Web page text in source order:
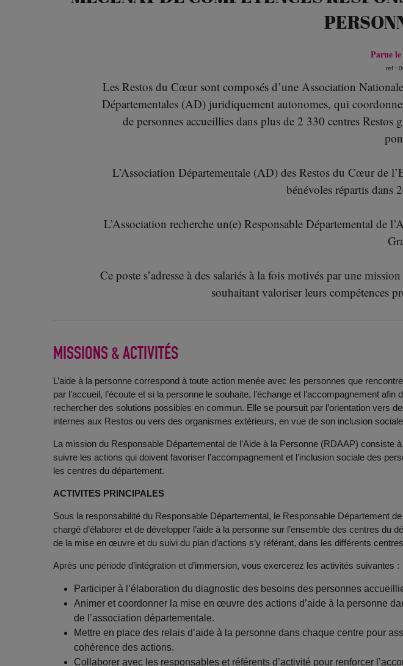
Parue
ref :
Les Restos du Cœur sont composés d’une Association
Départementales (AD) juridiquement autonomes, qui
de personnes accueillies dans plus de 2 330 centres
L’Association Départementale (AD) des Restos du Cœur de
bénévoles répartis dans
L’Association recherche un(e) Responsable Départemental de
Ce poste s’adresse à des salariés à la fois motivés par une
souhaitant valoriser leurs compétences
MISSIONS & ACTIVITÉS
L’aide à la personne correspond à toute action menée avec les personnes que
par l’accueil, l’écoute et si la personne le souhaite, l’échange et l’accompagnement afin
rechercher des solutions possibles en commun. Elle se poursuit par l’orientation vers
internes aux Restos ou vers des organismes extérieurs, en vue de son inclusion
La mission du Responsable Départemental de l’Aide à la Personne (RDAAP) consiste
suivre les actions qui doivent favoriser l’accompagnement et l’inclusion sociale des
les centres du département.
ACTIVITES PRINCIPALES
Sous la responsabilité du Responsable Départemental, le Responsable Département
chargé d’élaborer et de développer l’aide à la personne sur l’ensemble des centres du
de la mise en œuvre et du suivi du plan d’actions s’y référant, dans les différents
Après une période d’intégration et d’immersion, vous exercerez les activités suivantes :
Participer à l’élaboration du diagnostic des besoins des personnes
Animer et coordonner la mise en œuvre des actions d’aide à la personne
de l’association départementale.
Mettre en place des relais d’aide à la personne dans chaque centre pour
cohérence des actions.
Collaborer avec les responsables et référents d’activité pour renforcer